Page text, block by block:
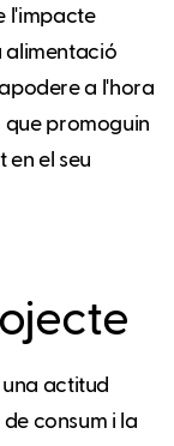
l'impacte
alimentació
a l'hora
que promoguin
en el seu
actitud
consum i la